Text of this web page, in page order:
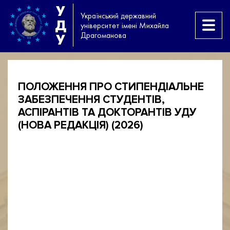
У
Д
У
Український державний
університет імені Михайла
Драгоманова
ПОЛОЖЕННЯ ПРО СТИПЕНДІАЛЬНЕ
ЗАБЕЗПЕЧЕННЯ СТУДЕНТІВ,
АСПІРАНТІВ ТА ДОКТОРАНТІВ УДУ
(НОВА РЕДАКЦІЯ) (2026)